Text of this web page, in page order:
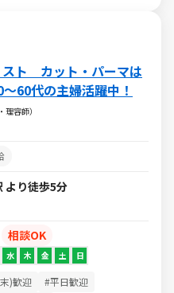
スト カット・パーマは
60代の主婦活躍中！
容師）
より徒歩5分
相談OK
水 木 金 土 日
)歓迎
#平日歓迎